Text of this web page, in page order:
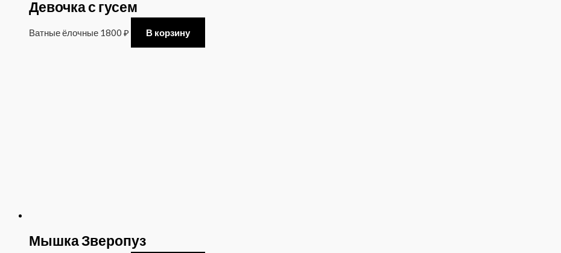
Девочка с гусем
Ватные ёлочные 1800 ₽ В корзину
Мышка Зверопуз